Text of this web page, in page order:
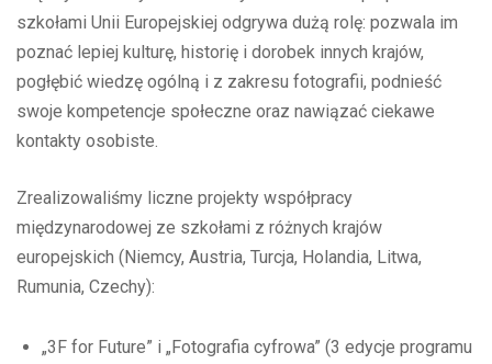
szkołami Unii Europejskiej odgrywa dużą rolę: pozwala im
poznać lepiej kulturę, historię i dorobek innych krajów,
pogłębić wiedzę ogólną i z zakresu fotografii, podnieść
swoje kompetencje społeczne oraz nawiązać ciekawe
kontakty osobiste.
Zrealizowaliśmy liczne projekty współpracy
międzynarodowej ze szkołami z różnych krajów
europejskich (Niemcy, Austria, Turcja, Holandia, Litwa,
Rumunia, Czechy):
„3F for Future” i „Fotografia cyfrowa” (3 edycje programu